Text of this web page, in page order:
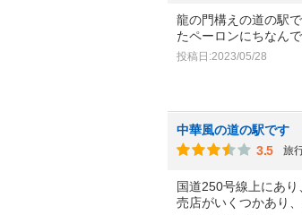
龍の門構えの道の駅
たペーロンにちなん
投稿日:2023/05/28
中華風の道の駅です
3.5
旅
国道250号線上にあり
売店がいくつかあり